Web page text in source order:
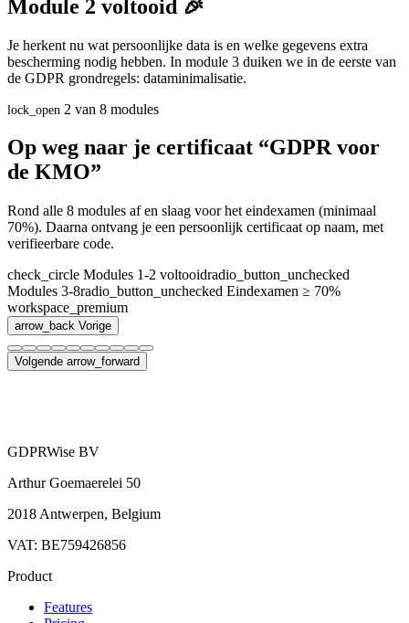
Module 2 voltooid 🎉
Je herkent nu wat persoonlijke data is en welke gegevens extra
bescherming nodig hebben. In module 3 duiken we in de eerste van
de GDPR grondregels: dataminimalisatie.
lock_open 2 van 8 modules
Op weg naar je certificaat “GDPR voor
de KMO”
Rond alle 8 modules af en slaag voor het eindexamen (minimaal
70%). Daarna ontvang je een persoonlijk certificaat op naam, met
verifieerbare code.
check_circle Modules 1-2 voltooidradio_button_unchecked
Modules 3-8radio_button_unchecked Eindexamen ≥ 70%
workspace_premium
arrow_back Vorige
Volgende arrow_forward
GDPRWise BV
Arthur Goemaerelei 50
2018 Antwerpen, Belgium
VAT: BE759426856
Product
Features